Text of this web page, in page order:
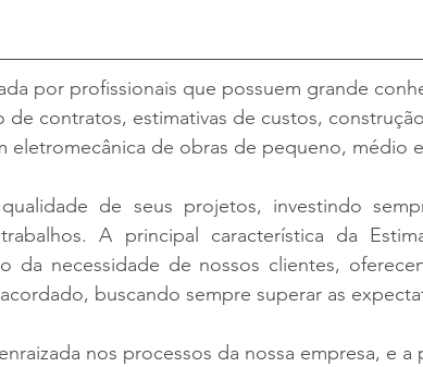
por profissionais que possuem grande
de contratos, estimativas de custos,
eletromecânica de obras de pequeno, médio
de seus projetos, investindo
A principal característica da
da necessidade de nossos clientes,
buscando sempre superar as
nos processos da nossa empresa, e a